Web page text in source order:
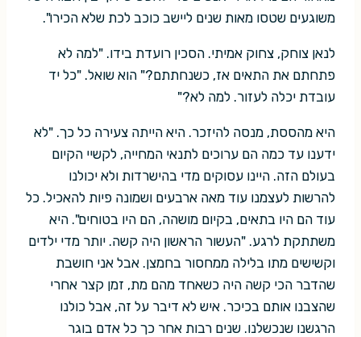
משוגעים שטסו מאות שנים ליישב כוכב לכת שלא הכירו".
לנאן צוחק, צחוק אמיתי. הסכין רועדת בידו. "למה לא
פתחתם את התאים אז, כשנחתתם?" הוא שואל. "כל יד
עובדת יכלה לעזור. למה לא?"
היא מהססת, מנסה להיזכר. היא הייתה צעירה כל כך. "לא
ידענו עד כמה הם ערוכים לתנאי המחייה, לקשיי הקיום
בעולם הזה. היינו עסוקים מדי בהישרדות ולא יכולנו
להרשות לעצמנו עוד מאה ארבעים ושמונה פיות להאכיל. כל
עוד הם היו בתאים, בקיום מושהה, הם היו בטוחים". היא
משתתקת לרגע. "העשור הראשון היה קשה. יותר מדי ילדים
וקשישים מתו בלילה ממחסור בחמצן. אבל אני חושבת
שהדבר הכי קשה היה כשאחד מהם מת, זמן קצר אחרי
שהצבנו אותם בכיכר. איש לא דיבר על זה, אבל כולנו
הרגשנו שנכשלנו. שנים רבות אחר כך כל אדם בוגר